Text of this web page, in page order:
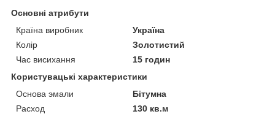
Основні атрибути
Країна виробник
Україна
Колір
Золотистий
Час висихання
15 годин
Користувацькі характеристики
Основа эмали
Бітумна
Расход
130 кв.м